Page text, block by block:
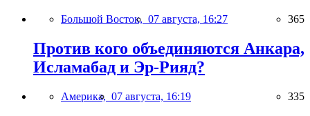
Большой Восток, 07 августа, 16:27 365
Против кого объединяются Анкара,
Исламабад и Эр-Рияд?
Америка, 07 августа, 16:19 335